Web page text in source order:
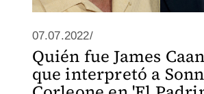
07.07.2022/
Quién fue James
que interpretó a